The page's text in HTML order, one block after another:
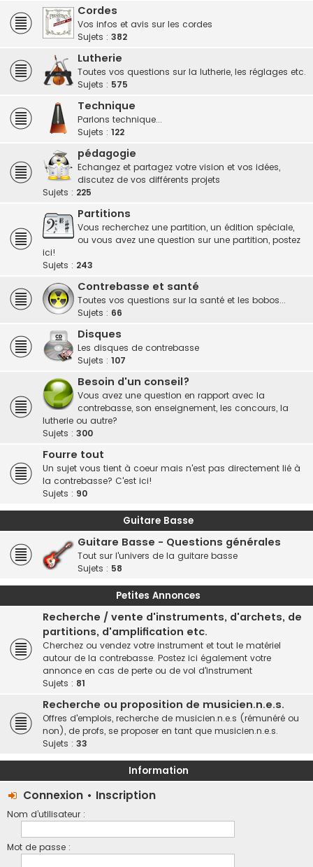
Cordes
Vos infos et avis sur les cordes
Sujets : 382
Lutherie
Toutes vos questions sur la lutherie, les réglages etc.
Sujets : 575
Technique
Parlons technique...
Sujets : 122
pédagogie
Echangez et partagez votre vision et vos idées,
discutez de vos différents projets
Sujets : 225
Partitions
Vous recherchez une partition, un édition spéciale,
ou vous avez une question sur une partition, postez
ici!
Sujets : 243
Contrebasse et santé
Toutes vos questions sur la santé et les bobos...
Sujets : 66
Disques
Les disques de contrebasse
Sujets : 107
Besoin d'un conseil?
Vous avez une question en rapport avec la
contrebasse, son enseignement, les concours, la
lutherie ou autre?
Sujets : 300
Fourre tout
Un sujet vous tient à coeur mais n'est pas directement lié à
la contrebasse? C'est ici!
Sujets : 90
Guitare Basse
Guitare Basse - Questions générales
Tout sur l'univers de la guitare basse
Sujets : 58
Petites Annonces
Recherche / vente d'instruments, d'archets, de
partitions, d'amplification etc.
Cherchez ou vendez votre instrument et tout le matériel
autour de la contrebasse. Postez ici également votre
annonce en cas de perte ou de vol d'instrument
Sujets : 81
Recherche ou proposition de musicien.n.e.s.
Offres d'emplois, recherche de musicien.n.e.s (rémunéré ou
non), de profs, se proposer en tant que musicien.n.e.s.
Sujets : 33
Information
Connexion • Inscription
Nom d’utilisateur :
Mot de passe :